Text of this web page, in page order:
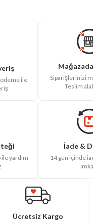
ödeme ile
Siparişlerinizi
Teslim
yardım
İade &
14 gün içinde
Ücretsiz Kargo